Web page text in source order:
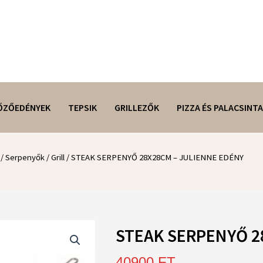
TEPSIK GRILLEZŐK PIZZA ÉS PALACSINTA
/Serpenyők/Grill/ STEAK SERPENYŐ 28X28CM – JULIENNE EDÉNY
STEAK SERPENYŐ